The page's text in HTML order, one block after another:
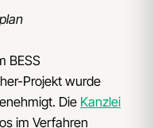
BESS
Projekt wurde
Die Kanzlei
im Verfahren